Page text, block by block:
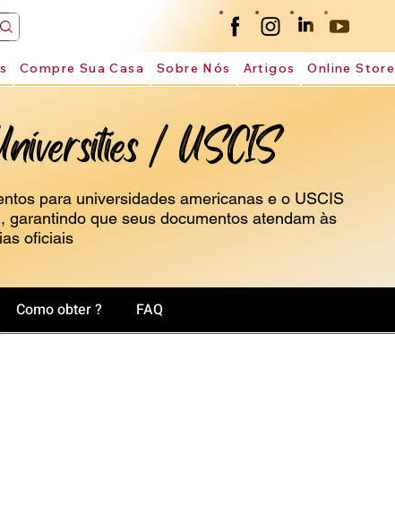
Compre Sua Casa Sobre Nós Artigos Online Store
/ USCIS
para universidades americanas e o USCIS
que seus documentos atendam às
oficiais
Como obter ? FAQ